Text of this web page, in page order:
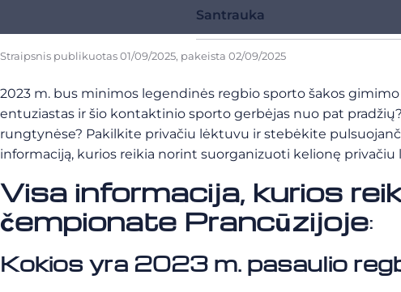
Santrauka
Straipsnis publikuotas01/09/2025, pakeista 02/09/2025
2023 m. bus minimos legendinės regbio sporto šakos
entuziastas ir šio kontaktinio sporto gerbėjas nuo pat
rungtynėse? Pakilkite privačiu lėktuvu ir stebėkite
informaciją, kurios reikia norint suorganizuoti kelionę
Visa informacija, kurios
čempionate Prancūzijoje:
Kokios yra 2023 m. pasaulio